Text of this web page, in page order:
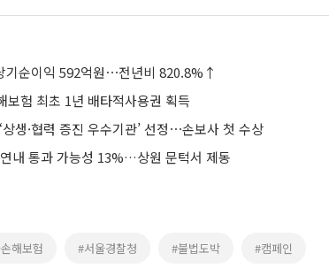
기순이익 592억원⋯전년비 820.8%↑
보험 최초 1년 배타적사용권 획득
생·협력 증진 우수기관’ 선정⋯손보사 첫 수상
내 통과 가능성 13%…상원 문턱서 제동
해보험 #서울경찰청 #불법도박 #캠페인